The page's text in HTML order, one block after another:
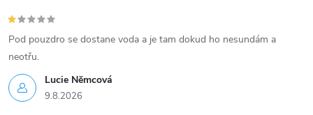
Lucie Nĕmcová
9.8.2026
Pod pouzdro se dostane voda a je tam dokud ho nesundám a
neotřu.